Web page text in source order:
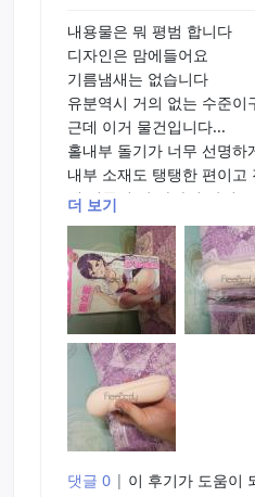
내용물은 뭐 평범 합니다
디자인은 맘에들어요
기름냄새는 없습니다
유분역시 거의 없는 수준이
근데 이거 물건입니다...
홀내부 돌기가 너무 선명하
내부 소재도 탱탱한 편이고
제 기준의 단 하나의 단점은
입구에 넣었을땐 뭐야 이거
입구만 지나면 변태같은 여
다
하드와 소프트의 중간이 좋
더 보기
댓글 0 | 이 후기가 도움이